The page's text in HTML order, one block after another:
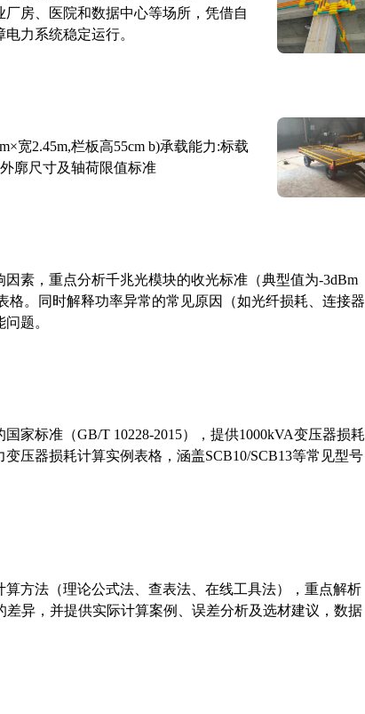
房、医院和数据中心等场所，凭借自
力系统稳定运行。
宽2.45m,栏板高55cm b)承载能力:标载
廓尺寸及轴荷限值标准
素，重点分析千兆光模块的收光标准（典型值为-3dBm
格。同时解释功率异常的常见原因（如光纤损耗、连接器
题。
家标准（GB/T 10228-2015），提供1000kVA变压器损耗
压器损耗计算实例表格，涵盖SCB10/SCB13等常见型号
方法（理论公式法、查表法、在线工具法），重点解析
差异，并提供实际计算案例、误差分析及选材建议，数据